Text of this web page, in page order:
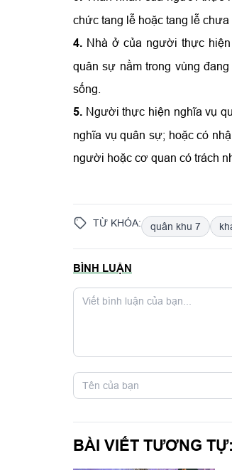
chức tang lễ hoặc tang lễ chưa
4. Nhà ở của người thực
quân sự nằm trong vùng
sống.
5. Người thực hiện nghĩa vụ
nghĩa vụ quân sự; hoặc có
người hoặc cơ quan có trách
TỪ KHÓA: quân khu 7
BÌNH LUẬN
BÀI VIẾT TƯƠNG TỰ: